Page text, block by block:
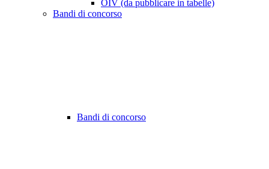
OIV (da pubblicare in tabelle)
Bandi di concorso
Bandi di concorso